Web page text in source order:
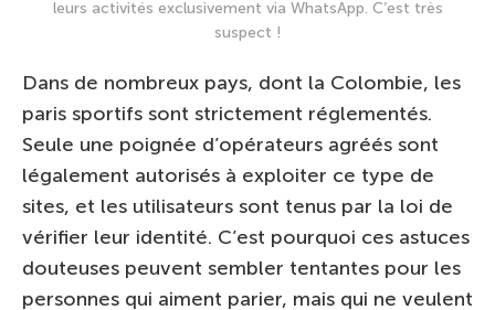
leurs activités exclusivement via WhatsApp. C’est très
suspect !
Dans de nombreux pays, dont la Colombie, les
paris sportifs sont strictement réglementés.
Seule une poignée d’opérateurs agréés sont
légalement autorisés à exploiter ce type de
sites, et les utilisateurs sont tenus par la loi de
vérifier leur identité. C’est pourquoi ces astuces
douteuses peuvent sembler tentantes pour les
personnes qui aiment parier, mais qui ne veulent